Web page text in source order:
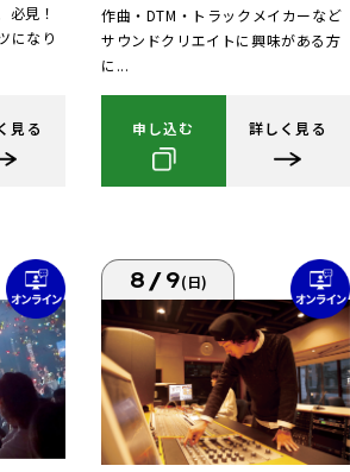
必見！
になり
見る
作曲・DTM・トラックメイカーなど
サウンドクリエイトに興味がある方
に...
申し込む 詳しく見る
8/9(日)